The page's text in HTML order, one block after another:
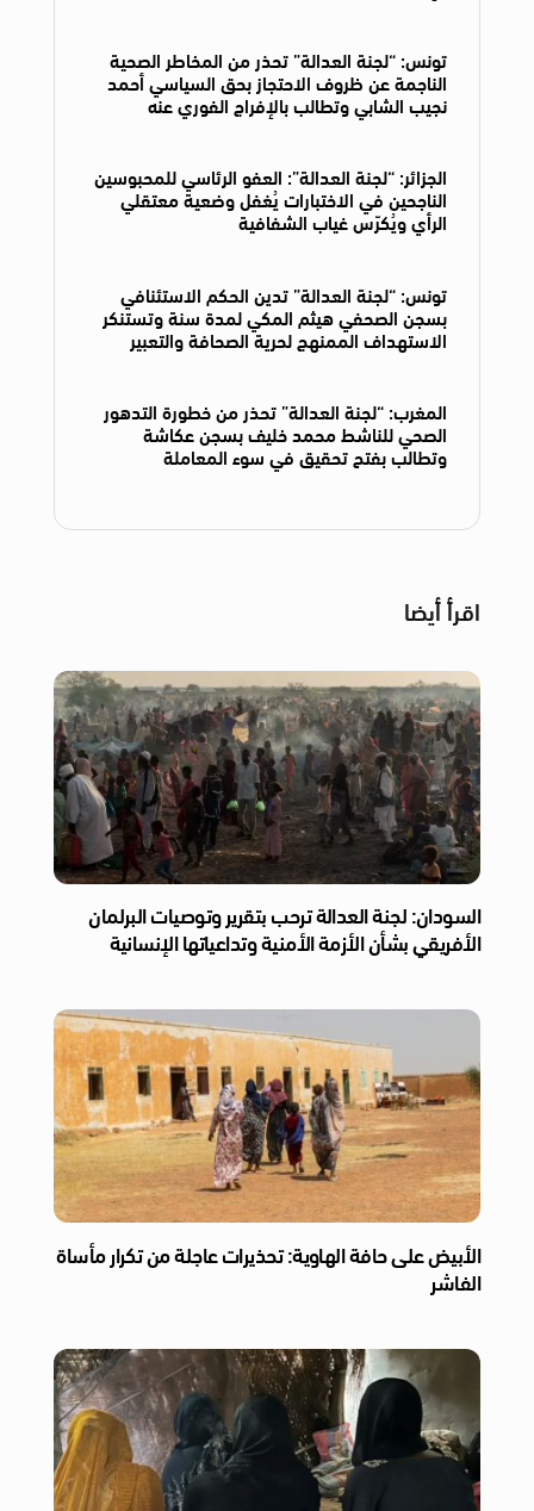
تونس: “لجنة العدالة” تحذر من المخاطر الصحية
الناجمة عن ظروف الاحتجاز بحق السياسي أحمد
نجيب الشابي وتطالب بالإفراج الفوري عنه
الجزائر: “لجنة العدالة”: العفو الرئاسي للمحبوسين
الناجحين في الاختبارات يُغفل وضعية معتقلي
الرأي ويُكرّس غياب الشفافية
تونس: “لجنة العدالة” تدين الحكم الاستئنافي
بسجن الصحفي هيثم المكي لمدة سنة وتستنكر
الاستهداف الممنهج لحرية الصحافة والتعبير
المغرب: “لجنة العدالة” تحذر من خطورة التدهور
الصحي للناشط محمد خليف بسجن عكاشة
وتطالب بفتح تحقيق في سوء المعاملة
اقرأ أيضا
السودان: لجنة العدالة ترحب بتقرير وتوصيات البرلمان
الأفريقي بشأن الأزمة الأمنية وتداعياتها الإنسانية
الأبيض على حافة الهاوية: تحذيرات عاجلة من تكرار مأساة
الفاشر